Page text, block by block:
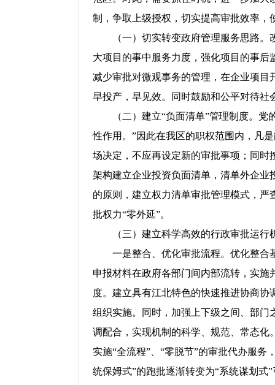
制，争取上级授权，切实提高审批效率，
（一）切实转变政府管理服务思路。
大项目的事中服务力度，强化项目的事后
减少审批对微观事务的管理，在企业项
早投产，早见效。同时鼓励和公平对待
（二）建立“负面清单”管理制度。党
性作用。”因此在我区的职权范围内，凡
场决定，不应再设定新的审批事项；同
架构建立企业投资负面清单，清单外企
的原则，建立权力清单审批管理模式，
批权力“零外延”。
（三）建立科学高效的行政审批运行
一是整合、优化审批流程。优化整合
申报材料在政府各部门间内部流转，实
度。建立具有江北特色的快速推进协商
组织实施。同时，加强上下级之间、部
调配合，实现机制的科学、规范、常态
实施“全流程”、“零脱节”的审批代办服
统保姆式”的跑批逐渐转变为“系统谋划